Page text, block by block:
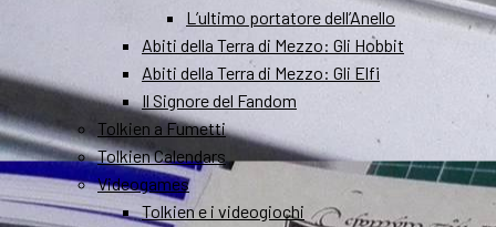
L’ultimo portatore dell’Anello
Abiti della Terra di Mezzo: Gli Hobbit
Abiti della Terra di Mezzo: Gli Elfi
Il Signore del Fandom
Tolkien a Fumetti
Tolkien Calendars
Videogames
Tolkien e i videogiochi